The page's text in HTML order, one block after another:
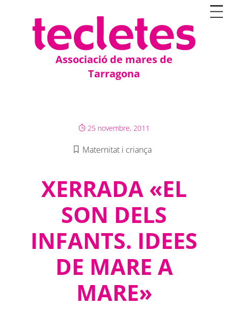
Associació de mares de
Tarragona
25 novembre, 2011
Maternitat i criança
XERRADA «EL
SON DELS
INFANTS. IDEES
DE MARE A
MARE»